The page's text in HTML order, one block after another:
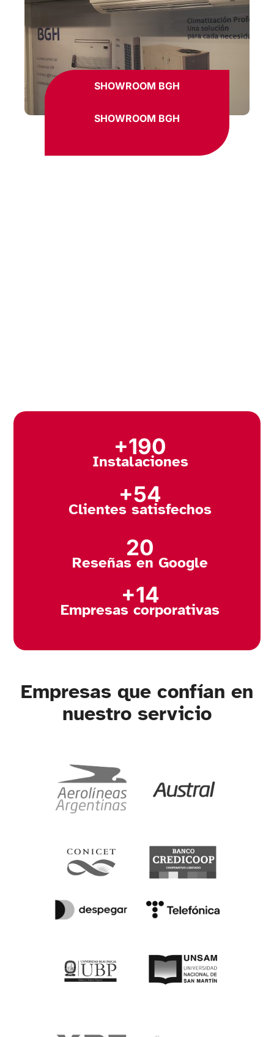
SHOWROOM BGH
SHOWROOM BGH
+190
Instalaciones
+54
Clientes satisfechos
20
Reseñas en Google
+14
Empresas corporativas
Empresas que confían en
nuestro servicio